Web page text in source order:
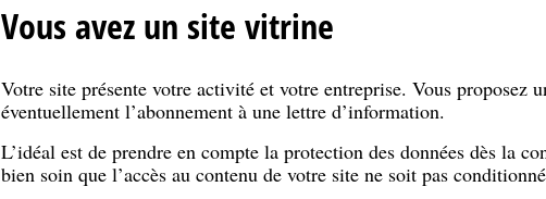
Vous avez un site vitrine
Votre site présente votre activité et votre entreprise. Vous proposez
éventuellement l’abonnement à une lettre d’information.
L’idéal est de prendre en compte la protection des données dès la
bien soin que l’accès au contenu de votre site ne soit pas